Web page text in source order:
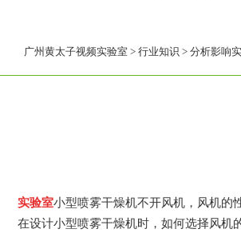
广州黄太子视频实验室 > 行业知识 > 分析影响
实验室小型喷雾干燥机不开风机，风机的
在设计小型喷雾干燥机时，如何选择风机的